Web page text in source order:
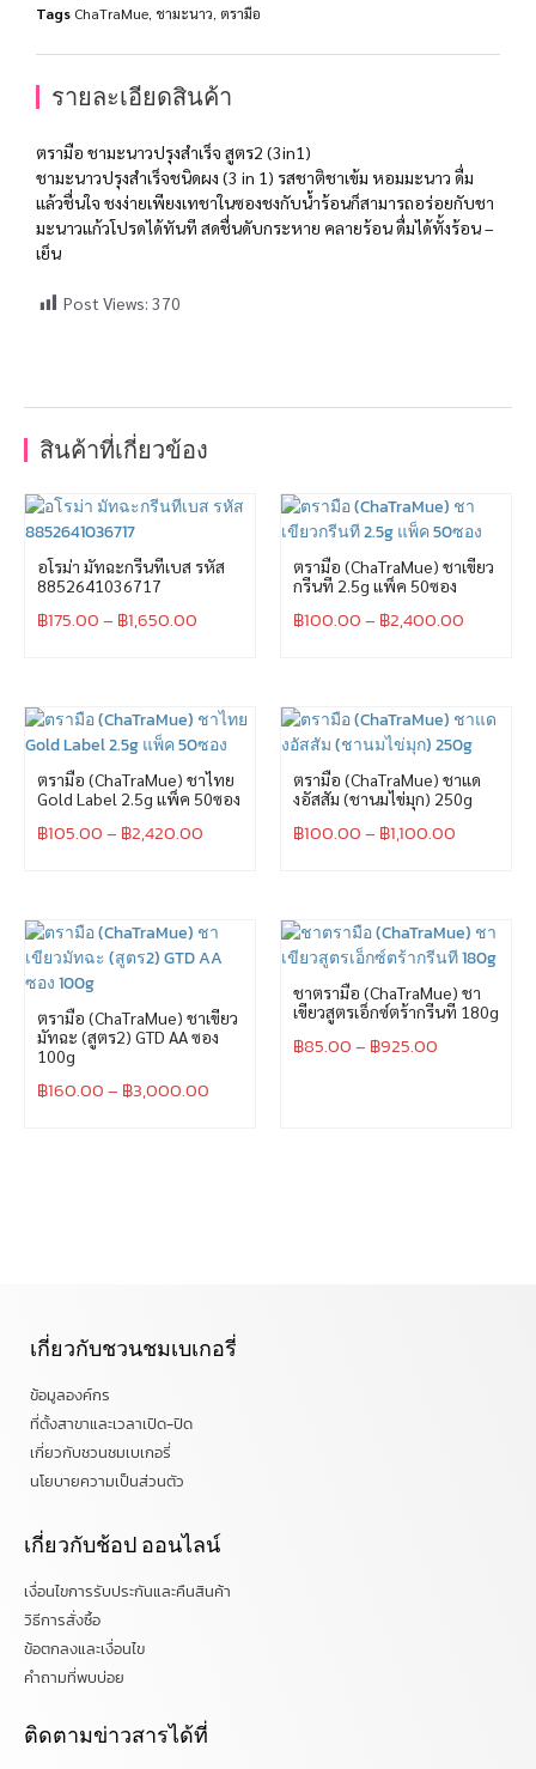
Tags ChaTraMue ชามะนาว ตรามือ
รายละเอียดสินค้า
ตรามือ ชามะนาวปรุงสำเร็จ สูตร2 (3in1)
ชามะนาวปรุงสำเร็จชนิดผง (3 in 1) รสชาติชาเข้ม หอมมะนาว ดื่ม
แล้วชื่นใจ ชงง่ายเพียงเทชาในซองชงกับน้ำร้อนก็สามารถอร่อยกับชา
มะนาวแก้วโปรดได้ทันที สดชื่นดับกระหาย คลายร้อน ดื่มได้ทั้งร้อน –
เย็น
Post Views: 370
สินค้าที่เกี่ยวข้อง
อโรม่า มัทฉะกรีนทีเบส รหัส
8852641036717
฿175.00– ฿1,650.00
ตรามือ (ChaTraMue) ชาเขียว
กรีนที 2.5g แพ็ค 50ซอง
฿100.00– ฿2,400.00
ตรามือ (ChaTraMue) ชาไทย
Gold Label 2.5g แพ็ค 50ซอง
฿105.00– ฿2,420.00
ตรามือ (ChaTraMue) ชาแด
งอัสสัม (ชานมไข่มุก) 250g
฿100.00– ฿1,100.00
ตรามือ (ChaTraMue) ชาเขียว
มัทฉะ (สูตร2) GTD AA ซอง
100g
฿160.00– ฿3,000.00
ชาตรามือ (ChaTraMue) ชา
เขียวสูตรเอ็กซ์ตร้ากรีนที 180g
฿85.00– ฿925.00
เกี่ยวกับชวนชมเบเกอรี่
ข้อมูลองค์กร
ที่ตั้งสาขาและเวลาเปิด-ปิด
เกี่ยวกับชวนชมเบเกอรี่
นโยบายความเป็นส่วนตัว
เกี่ยวกับช้อป ออนไลน์
เงื่อนไขการรับประกันและคืนสินค้า
วิธีการสั่งซื้อ
ข้อตกลงและเงื่อนไข
คำถามที่พบบ่อย
ติดตามข่าวสารได้ที่